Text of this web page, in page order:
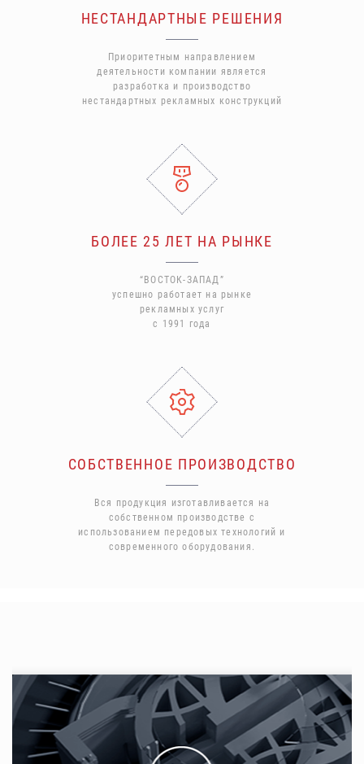
НЕСТАНДАРТНЫЕ РЕШЕНИЯ
Приоритетным направлением
деятельности компании является
разработка и производство
нестандартных рекламных конструкций
БОЛЕЕ 25 ЛЕТ НА РЫНКЕ
“ВОСТОК-ЗАПАД”
успешно работает на рынке
рекламных услуг
с 1991 года
СОБСТВЕННОЕ ПРОИЗВОДСТВО
Вся продукция изготавливается на
собственном производстве с
использованием передовых технологий и
современного оборудования.